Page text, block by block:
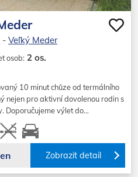
- Veľký Meder
osob: 2 os.
10 minut chůze od termálního
nejen pro aktivní dovolenou rodin s
Doporučujeme výlet do…
Zobrazit detail